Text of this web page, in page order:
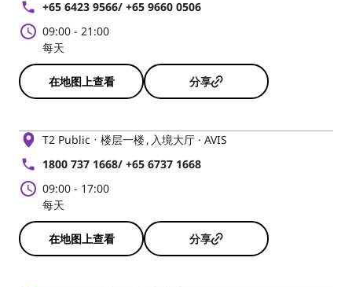
+65 6423 9566/ +65 9660 0506
09:00 - 21:00
每天
在地图上查看 分享
T2 Public 楼层一楼 入境大厅 · AVIS
1800 737 1668/ +65 6737 1668
09:00 - 17:00
每天
在地图上查看 分享